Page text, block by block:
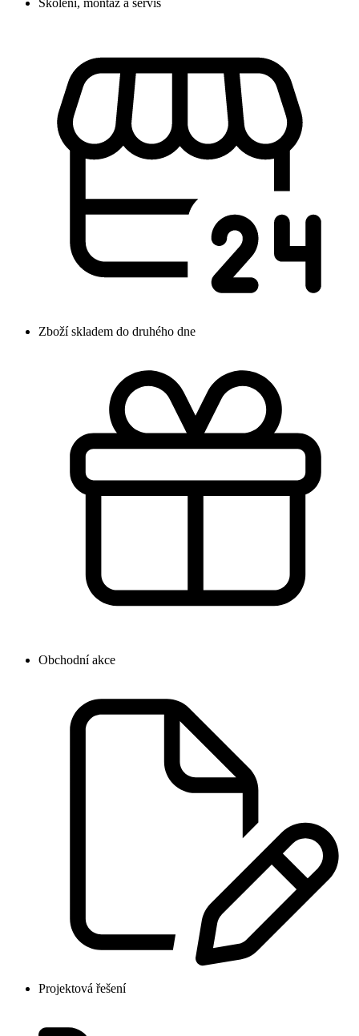
Školení, montáž a servis
Zboží skladem do druhého dne
Obchodní akce
Projektová řešení